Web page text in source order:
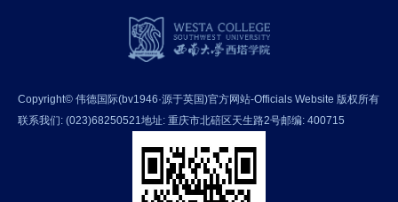
Copyright© 伟德国际(bv1946·源于英国)官方网站-Officials Website 版权所有
联系我们: (023)68250521地址: 重庆市北碚区天生路2号邮编: 400715